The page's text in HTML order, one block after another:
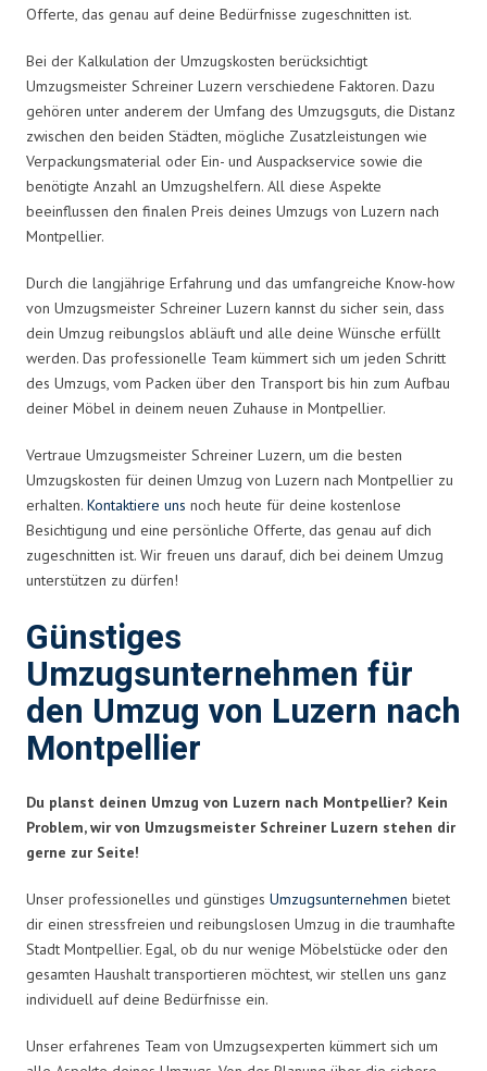
Offerte, das genau auf deine Bedürfnisse zugeschnitten ist.
Bei der Kalkulation der Umzugskosten berücksichtigt
Umzugsmeister Schreiner Luzern verschiedene Faktoren. Dazu
gehören unter anderem der Umfang des Umzugsguts, die Distanz
zwischen den beiden Städten, mögliche Zusatzleistungen wie
Verpackungsmaterial oder Ein- und Auspackservice sowie die
benötigte Anzahl an Umzugshelfern. All diese Aspekte
beeinflussen den finalen Preis deines Umzugs von Luzern nach
Montpellier.
Durch die langjährige Erfahrung und das umfangreiche Know-how
von Umzugsmeister Schreiner Luzern kannst du sicher sein, dass
dein Umzug reibungslos abläuft und alle deine Wünsche erfüllt
werden. Das professionelle Team kümmert sich um jeden Schritt
des Umzugs, vom Packen über den Transport bis hin zum Aufbau
deiner Möbel in deinem neuen Zuhause in Montpellier.
Vertraue Umzugsmeister Schreiner Luzern, um die besten
Umzugskosten für deinen Umzug von Luzern nach Montpellier zu
erhalten. Kontaktiere uns noch heute für deine kostenlose
Besichtigung und eine persönliche Offerte, das genau auf dich
zugeschnitten ist. Wir freuen uns darauf, dich bei deinem Umzug
unterstützen zu dürfen!
Günstiges
Umzugsunternehmen für
den Umzug von Luzern nach
Montpellier
Du planst deinen Umzug von Luzern nach Montpellier? Kein
Problem, wir von Umzugsmeister Schreiner Luzern stehen dir
gerne zur Seite!
Unser professionelles und günstiges Umzugsunternehmen bietet
dir einen stressfreien und reibungslosen Umzug in die traumhafte
Stadt Montpellier. Egal, ob du nur wenige Möbelstücke oder den
gesamten Haushalt transportieren möchtest, wir stellen uns ganz
individuell auf deine Bedürfnisse ein.
Unser erfahrenes Team von Umzugsexperten kümmert sich um